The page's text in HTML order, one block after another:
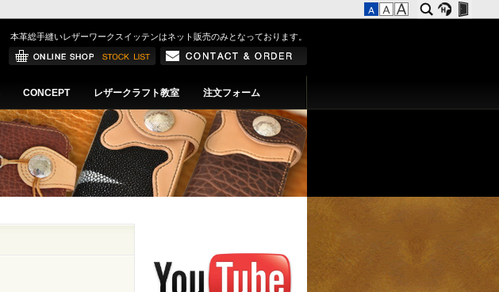
本革総手縫いレザーワークスイッテンはネット販売のみとなっております。
CONCEPT レザークラフト教室 注文フォーム